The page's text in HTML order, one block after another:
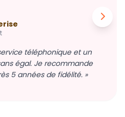
téléphonique et un
égal. Je recommande
5 années de fidélité. »